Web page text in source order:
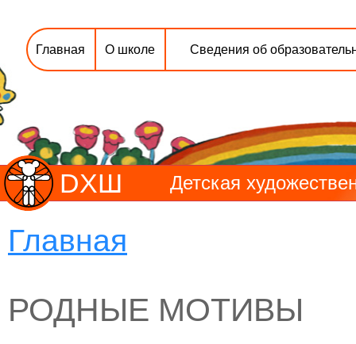
Главная О школе Сведения об
DХШ Детская
Главная
РОДНЫЕ МОТИВЫ